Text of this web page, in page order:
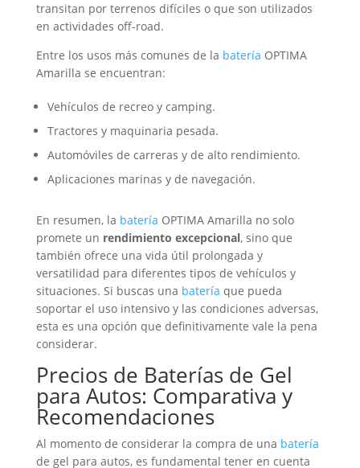
transitan por terrenos difíciles o que son utilizados
en actividades off-road.
Entre los usos más comunes de la batería OPTIMA
Amarilla se encuentran:
Vehículos de recreo y camping.
Tractores y maquinaria pesada.
Automóviles de carreras y de alto rendimiento.
Aplicaciones marinas y de navegación.
En resumen, la batería OPTIMA Amarilla no solo
promete un rendimiento excepcional, sino que
también ofrece una vida útil prolongada y
versatilidad para diferentes tipos de vehículos y
situaciones. Si buscas una batería que pueda
soportar el uso intensivo y las condiciones adversas,
esta es una opción que definitivamente vale la pena
considerar.
Precios de Bateríasde Gel
para Autos: Comparativa y
Recomendaciones
Al momento de considerar la compra de una batería
de gel para autos, es fundamental tener en cuenta